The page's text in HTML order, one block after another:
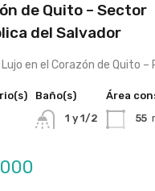
de Quito – Sector
del Salvador
en el Corazón de Quito –
Baño(s)
1 y 1/2
Área
55